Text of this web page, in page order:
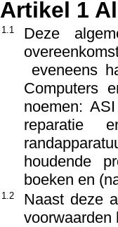
Artikel 1
1.1
Deze
eveneens
Computers
noemen:
reparatie
houdende
boeken en
1.2
Naast deze
voorwaarden